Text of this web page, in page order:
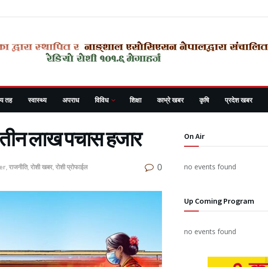
तह स्वास्थ्य अपराध विविध शिक्षा काभ्रे खबर कृषि प्रदेश खबर
तीन लाख पचास हजार
,राजनीति,रोशी खबर,रोशी प्रोफाईल 0
On Air
no events found
Up Coming Program
no events found